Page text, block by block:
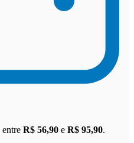
R$ 56,90 e R$ 95,90.